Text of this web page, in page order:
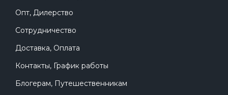
Опт, Дилерство
Сотрудничество
Доставка, Оплата
Контакты, График работы
Блогерам, Путешественникам